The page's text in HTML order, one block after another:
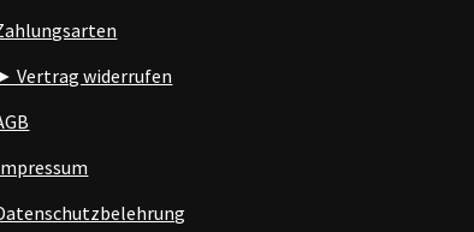
Vertrag widerrufen